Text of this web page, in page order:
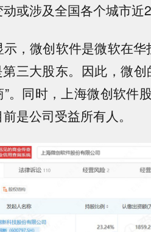
或涉及全国各个城市近
，微创软件是微软在
三大股东。因此，微
。同时，上海微创软件
是公司受益所有人。